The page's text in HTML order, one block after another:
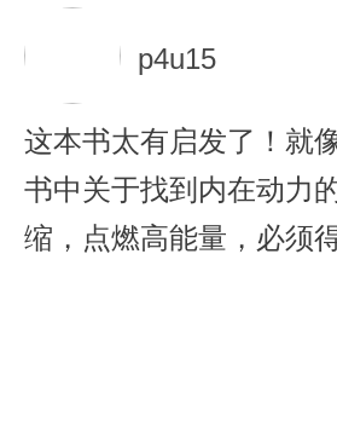
p4u15
这本书太有启发了！就
书中关于找到内在动力
缩，点燃高能量，必须